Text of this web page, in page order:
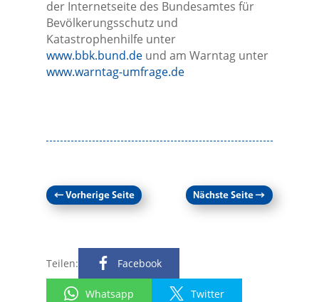
der Internetseite des Bundesamtes für
Bevölkerungsschutz und
Katastrophenhilfe unter
www.bbk.bund.deund am Warntag unter
www.warntag-umfrage.de
←Vorherige Seite Nächste Seite→
Teilen: Facebook
Whatsapp Twitter